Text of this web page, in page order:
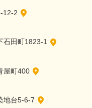
12-2
石田町1823-1
屋町400
地台5-6-7